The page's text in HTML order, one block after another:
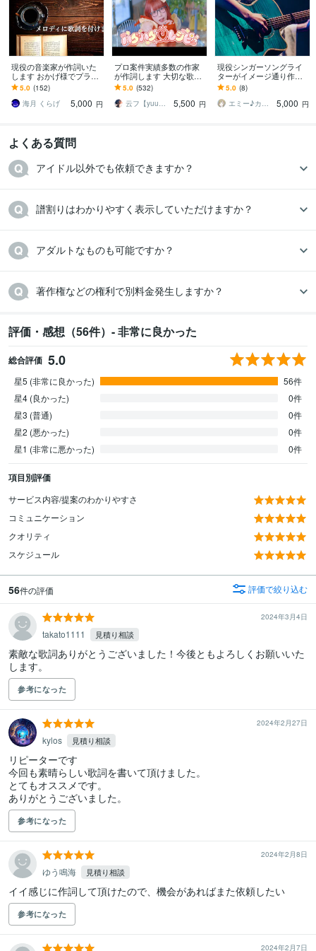
現役の音楽家が作詞いた
します おかげ様でプラチ
ナランク！幅広く対応し
ます
5.0 (152)
海月 くらげ
5,000 円
プロ案件実績多数の作家
が作詞します 大切な歌詞
はぜひ人の手で♪趣味のご
利用ならフル9000円!!
5.0 (532)
云フ【yuu】※プロフィールご確認下さい
5,500 円
現役シンガーソングライ
ターがイメージ通り作詞
します 英語歌詞、メロデ
ィー作成、簡易仮歌など
柔軟に対応します！
5.0 (8)
エミー♪カウンセラー＆マルチクリエイター
5,000 円
よくある質問
アイドル以外でも依頼できますか？
譜割りはわかりやすく表示していただけますか？
アダルトなものも可能ですか？
著作権などの権利で別料金発生しますか？
評価・感想（56件）- 非常に良かった
総合評価 5.0
星5 (非常に良かった)
56件
星4 (良かった)
0件
星3 (普通)
0件
星2 (悪かった)
0件
星1 (非常に悪かった)
0件
項目別評価
サービス内容/提案のわかりやすさ
コミュニケーション
クオリティ
スケジュール
56件の評価 評価で絞り込む
2024年3月4日
takato1111 見積り相談
素敵な歌詞ありがとうございました！今後ともよろしくお願いいた
します。
参考になった
2024年2月27日
kylos 見積り相談
リピーターです
今回も素晴らしい歌詞を書いて頂けました。
とてもオススメです。
ありがとうございました。
参考になった
2024年2月8日
ゆう鳴海 見積り相談
イイ感じに作詞して頂けたので、機会があればまた依頼したい
参考になった
2024年2月7日